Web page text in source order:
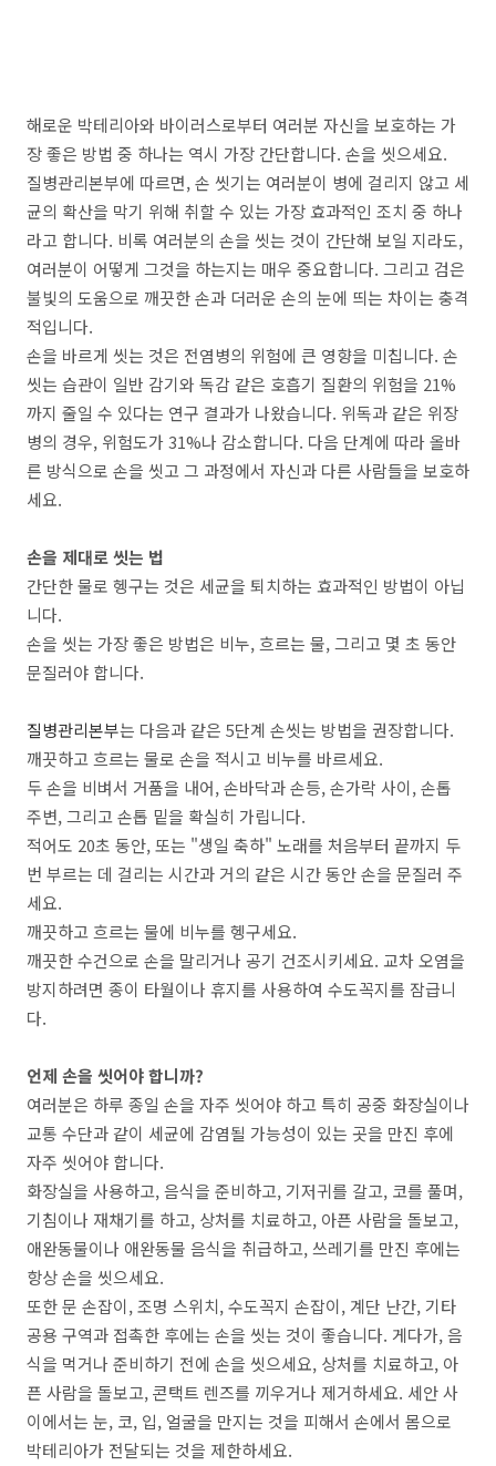
해로운 박테리아와 바이러스로부터 여러분 자신을 보호하는 가
장 좋은 방법 중 하나는 역시 가장 간단합니다. 손을 씻으세요.
질병관리본부에 따르면, 손 씻기는 여러분이 병에 걸리지 않고 세
균의 확산을 막기 위해 취할 수 있는 가장 효과적인 조치 중 하나
라고 합니다. 비록 여러분의 손을 씻는 것이 간단해 보일 지라도,
여러분이 어떻게 그것을 하는지는 매우 중요합니다. 그리고 검은
불빛의 도움으로 깨끗한 손과 더러운 손의 눈에 띄는 차이는 충격
적입니다.
손을 바르게 씻는 것은 전염병의 위험에 큰 영향을 미칩니다. 손
씻는 습관이 일반 감기와 독감 같은 호흡기 질환의 위험을 21%
까지 줄일 수 있다는 연구 결과가 나왔습니다. 위독과 같은 위장
병의 경우, 위험도가 31%나 감소합니다. 다음 단계에 따라 올바
른 방식으로 손을 씻고 그 과정에서 자신과 다른 사람들을 보호하
세요.
손을 제대로 씻는 법
간단한 물로 헹구는 것은 세균을 퇴치하는 효과적인 방법이 아닙
니다.
손을 씻는 가장 좋은 방법은 비누, 흐르는 물, 그리고 몇 초 동안
문질러야 합니다.
질병관리본부는 다음과 같은 5단계 손씻는 방법을 권장합니다.
깨끗하고 흐르는 물로 손을 적시고 비누를 바르세요.
두 손을 비벼서 거품을 내어, 손바닥과 손등, 손가락 사이, 손톱
주변, 그리고 손톱 밑을 확실히 가립니다.
적어도 20초 동안, 또는 "생일 축하" 노래를 처음부터 끝까지 두
번 부르는 데 걸리는 시간과 거의 같은 시간 동안 손을 문질러 주
세요.
깨끗하고 흐르는 물에 비누를 헹구세요.
깨끗한 수건으로 손을 말리거나 공기 건조시키세요. 교차 오염을
방지하려면 종이 타월이나 휴지를 사용하여 수도꼭지를 잠급니
다.
언제 손을 씻어야 합니까?
여러분은 하루 종일 손을 자주 씻어야 하고 특히 공중 화장실이나
교통 수단과 같이 세균에 감염될 가능성이 있는 곳을 만진 후에
자주 씻어야 합니다.
화장실을 사용하고, 음식을 준비하고, 기저귀를 갈고, 코를 풀며,
기침이나 재채기를 하고, 상처를 치료하고, 아픈 사람을 돌보고,
애완동물이나 애완동물 음식을 취급하고, 쓰레기를 만진 후에는
항상 손을 씻으세요.
또한 문 손잡이, 조명 스위치, 수도꼭지 손잡이, 계단 난간, 기타
공용 구역과 접촉한 후에는 손을 씻는 것이 좋습니다. 게다가, 음
식을 먹거나 준비하기 전에 손을 씻으세요, 상처를 치료하고, 아
픈 사람을 돌보고, 콘택트 렌즈를 끼우거나 제거하세요. 세안 사
이에서는 눈, 코, 입, 얼굴을 만지는 것을 피해서 손에서 몸으로
박테리아가 전달되는 것을 제한하세요.